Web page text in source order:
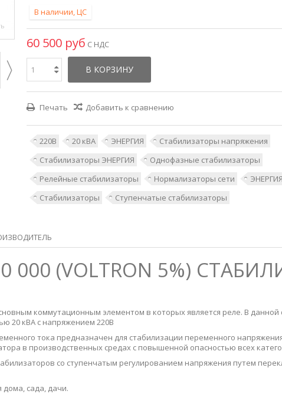
В наличии, ЦС
60 500 руб С НДС
В КОРЗИНУ
Печать Добавить к сравнению
220В 20 кВА ЭНЕРГИЯ
Стабилизаторы напряжения
Стабилизаторы ЭНЕРГИЯ
Однофазные стабилизаторы
Релейные стабилизаторы
Нормализаторы сети
Стабилизаторы
Ступенчатые стабилизаторы
000 (VOLTRON 5%)
коммутационным элементом в которых является реле. В
20 кВА с напряжением 220В
тока предназначен для стабилизации переменного
в производственных средах с повышенной опасностью всех
со ступенчатым регулированием напряжения путем
дома, сада, дачи.